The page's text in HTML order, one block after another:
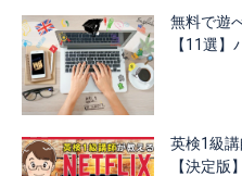
無料で遊
【11選
英検1級
【決定版